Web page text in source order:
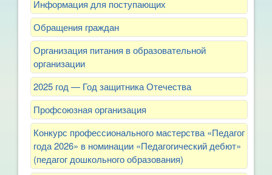
Информация для поступающих
Обращения граждан
Организация питания в образовательной
организации
2025 год — Год защитника Отечества
Профсоюзная организация
Конкурс профессионального мастерства «Педагог
года 2026» в номинации «Педагогический дебют»
(педагог дошкольного образования)